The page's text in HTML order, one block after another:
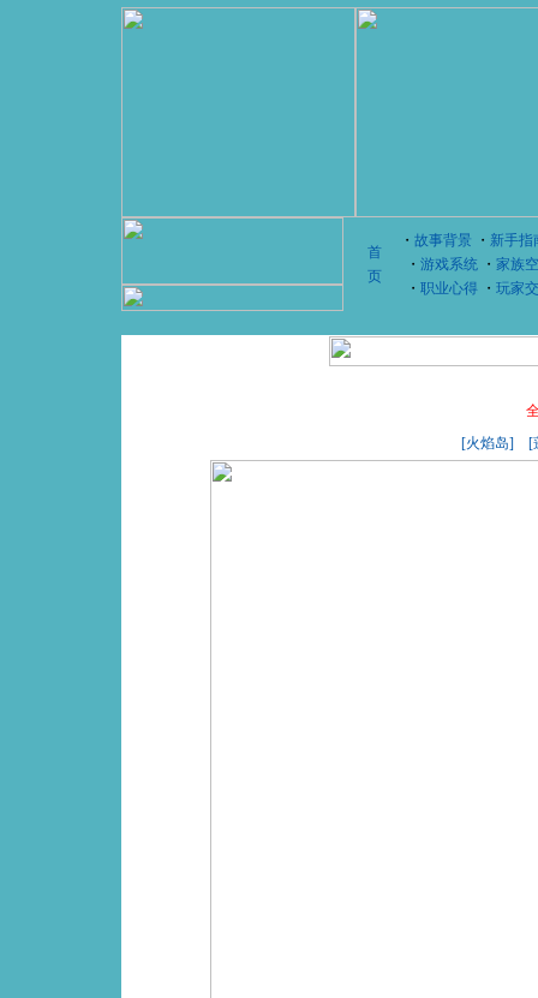
首
页
・故事背景 ・ 新手指
・ 游戏系统 ・ 家族
・ 职业心得 ・ 玩家
[火焰岛]
[